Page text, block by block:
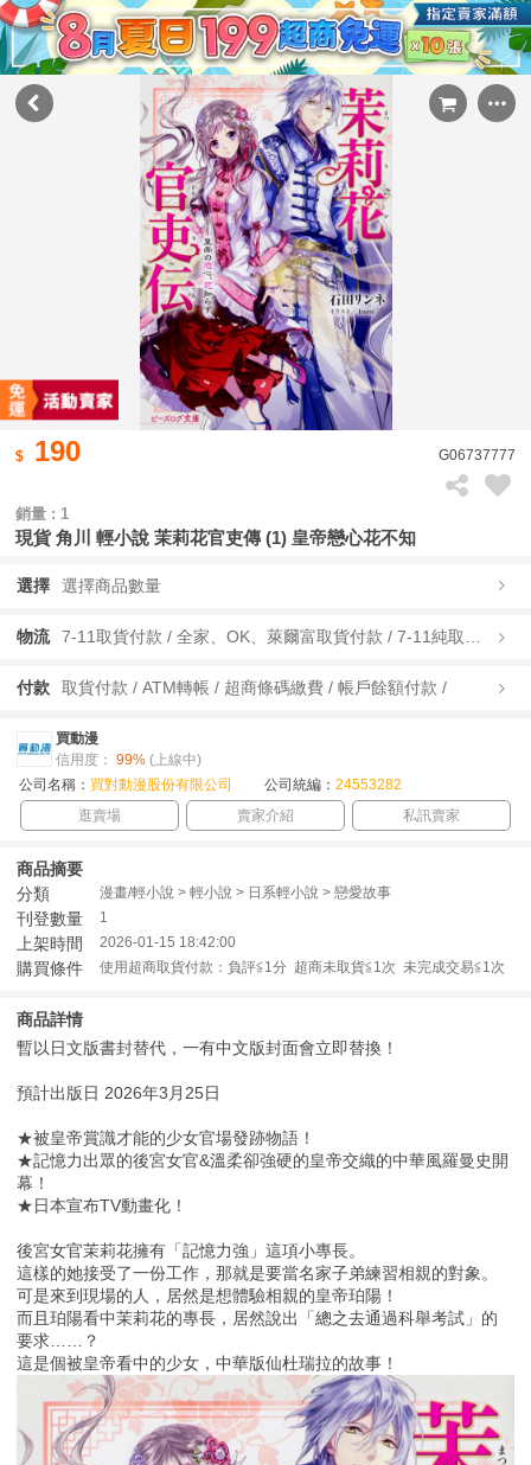
190 G06737777
銷量 : 1
現貨 角川 輕小說 茉莉花官吏傳 (1) 皇帝戀心花不知
選擇 選擇商品數量
物流
付款 取貨付款 / ATM轉帳 / 超商條碼繳費 / 帳戶餘額付款 /
買動漫
信用度： 99% (上線中)
公司名稱： 買對動漫股份有限公司 公司統編： 24553282
逛賣場
賣家介紹 私訊賣家
商品摘要
分類
漫畫/輕小說 > 輕小說 > 日系輕小說 > 戀愛故事
刊登數量 1
上架時間 2026-01-15 18:42:00
購買條件 使用超商取貨付款：負評≦1分 超商未取貨≦1次 未完成交易≦1次
商品詳情
暫以日文版書封替代，一有中文版封面會立即替換！
預計出版日 2026年3月25日
★被皇帝賞識才能的少女官場發跡物語！
★記憶力出眾的後宮女官&溫柔卻強硬的皇帝交織的中華風羅曼史開
幕！
★日本宣布TV動畫化！
後宮女官茉莉花擁有「記憶力強」這項小專長。
這樣的她接受了一份工作，那就是要當名家子弟練習相親的對象。
可是來到現場的人，居然是想體驗相親的皇帝珀陽！
而且珀陽看中茉莉花的專長，居然說出「總之去通過科舉考試」的
要求……？
這是個被皇帝看中的少女，中華版仙杜瑞拉的故事！